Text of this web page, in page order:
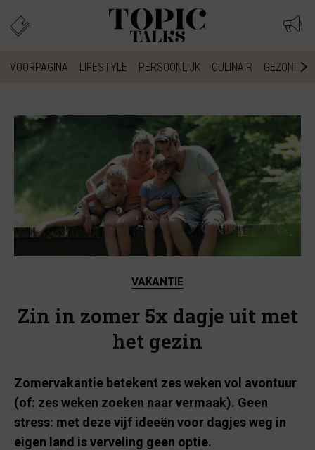
VOORPAGINA LIFESTYLE PERSOONLIJK CULINAIR
VAKANTIE
Zin in zomer 5x dagje uit met
het gezin
Zomervakantie betekent zes weken vol avontuur
(of: zes weken zoeken naar vermaak). Geen
stress: met deze vijf ideeën voor dagjes weg in
eigen land is verveling geen optie.